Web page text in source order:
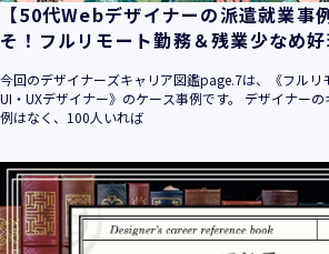
【50代Webデザイナーの派遣就業事
そ！フルリモート勤務＆残業少なめ
今回のデザイナーズキャリア図鑑page.7は、《フルリ
UI・UXデザイナー》のケース事例です。 デザイナー
例はなく、100人いれば